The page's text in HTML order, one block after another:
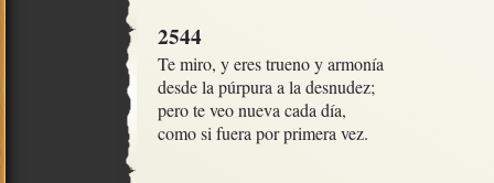
2544
Te miro, y eres trueno y armonía
desde la púrpura a la desnudez;
pero te veo nueva cada día,
como si fuera por primera vez.